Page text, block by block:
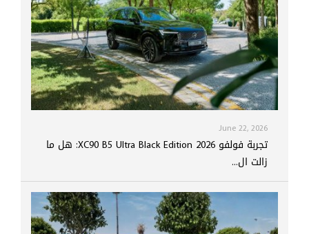
June 22, 2026
تجربة فولفو XC90 B5 Ultra Black Edition 2026: هل ما
زالت ال...